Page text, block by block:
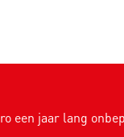
een jaar lang